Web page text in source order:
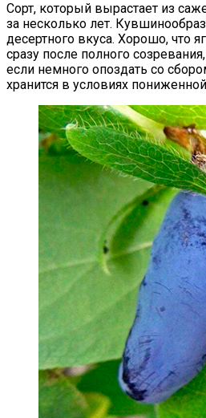
Сорт, который вырастает из
за несколько лет.
десертного вкуса. Хорошо, что
сразу после полного
если немного опоздать со
хранится в условиях